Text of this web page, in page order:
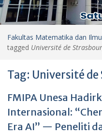
Fakultas Matematika dan
tagged Université de
Tag: Université
FMIPA Unesa
Internasional:
Era AI” — Peneliti